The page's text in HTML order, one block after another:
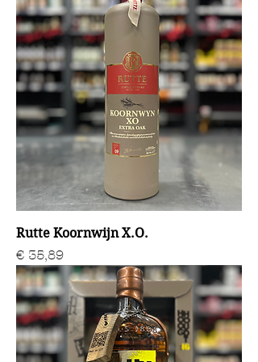
Rutte Koornwijn X.O.
Prijs
€ 35,89